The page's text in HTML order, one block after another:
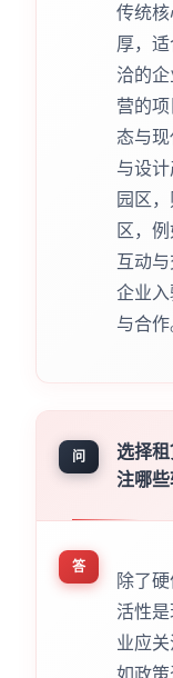
传统
厚，
洽的
营的
态与
与设
园区
区，
互动
企业
与合作
问
选择
注哪些
答
除了
活性
业应